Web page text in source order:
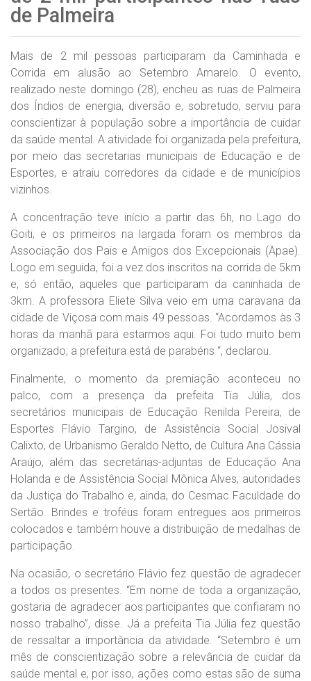
de Palmeira
Mais de 2 mil pessoas participaram da Caminhada e
Corrida em alusão ao Setembro Amarelo. O evento,
realizado neste domingo (28), encheu as ruas de Palmeira
dos Índios de energia, diversão e, sobretudo, serviu para
conscientizar à população sobre a importância de cuidar
da saúde mental. A atividade foi organizada pela prefeitura,
por meio das secretarias municipais de Educação e de
Esportes, e atraiu corredores da cidade e de municípios
vizinhos.
A concentração teve início a partir das 6h, no Lago do
Goiti, e os primeiros na largada foram os membros da
Associação dos Pais e Amigos dos Excepcionais (Apae).
Logo em seguida, foi a vez dos inscritos na corrida de 5km
e, só então, aqueles que participaram da caninhada de
3km. A professora Eliete Silva veio em uma caravana da
cidade de Viçosa com mais 49 pessoas. “Acordamos às 3
horas da manhã para estarmos aqui. Foi tudo muito bem
organizado; a prefeitura está de parabéns “, declarou.
Finalmente, o momento da premiação aconteceu no
palco, com a presença da prefeita Tia Júlia, dos
secretários municipais de Educação Renilda Pereira, de
Esportes Flávio Targino, de Assistência Social Josival
Calixto, de Urbanismo Geraldo Netto, de Cultura Ana Cássia
Araújo, além das secretárias-adjuntas de Educação Ana
Holanda e de Assistência Social Mônica Alves, autoridades
da Justiça do Trabalho e, ainda, do Cesmac Faculdade do
Sertão. Brindes e troféus foram entregues aos primeiros
colocados e também houve a distribuição de medalhas de
participação.
Na ocasião, o secretário Flávio fez questão de agradecer
a todos os presentes. “Em nome de toda a organização,
gostaria de agradecer aos participantes que confiaram no
nosso trabalho”, disse. Já a prefeita Tia Júlia fez questão
de ressaltar a importância da atividade. “Setembro é um
mês de conscientização sobre a relevância de cuidar da
saúde mental e, por isso, ações como estas são de suma